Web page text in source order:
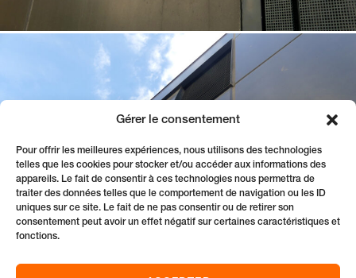
Gérer le consentement
Pour offrir les meilleures expériences, nous utilisons des technologies
telles que les cookies pour stocker et/ou accéder aux informations des
appareils. Le fait de consentir à ces technologies nous permettra de
traiter des données telles que le comportement de navigation ou les ID
uniques sur ce site. Le fait de ne pas consentir ou de retirer son
consentement peut avoir un effet négatif sur certaines caractéristiques et
fonctions.